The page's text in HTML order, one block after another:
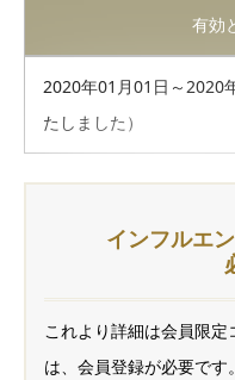
有効
2020年01月01日～2020
たしました）
インフルエ
これより詳細は会員限
は、会員登録が必要です。